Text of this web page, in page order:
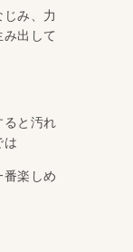
み、力
出して
ると汚れ
は
番楽しめ